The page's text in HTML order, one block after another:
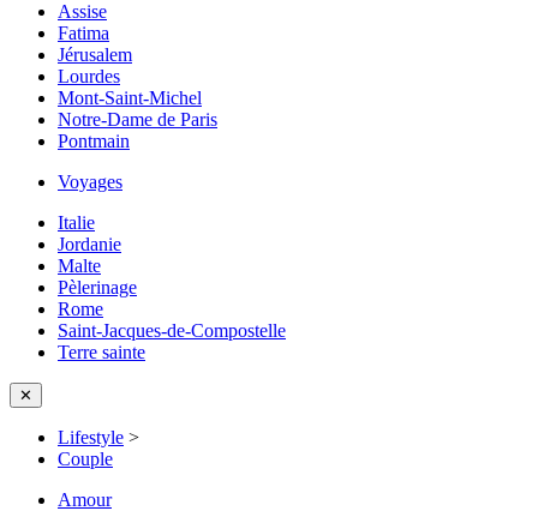
Assise
Fatima
Jérusalem
Lourdes
Mont-Saint-Michel
Notre-Dame de Paris
Pontmain
Voyages
Italie
Jordanie
Malte
Pèlerinage
Rome
Saint-Jacques-de-Compostelle
Terre sainte
✕
Lifestyle >
Couple
Amour